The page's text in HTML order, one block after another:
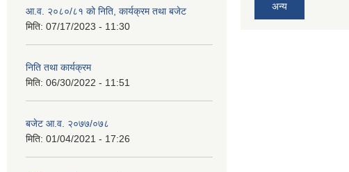
आ.व. २०८०/८१ को निति, कार्यक्रम तथा बजेट
मिति: 07/17/2023 - 11:30
निति तथा कार्यक्रम
मिति: 06/30/2022 - 11:51
बजेट आ.व. २०७७/०७८
मिति: 01/04/2021 - 17:26
अन्य